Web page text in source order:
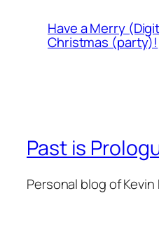
Have a Merry
Christmas (party)!
Past is
Personal blog of